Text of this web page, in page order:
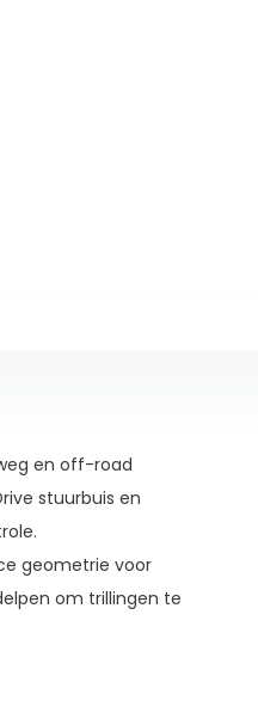
en off-road
stuurbuis en
geometrie voor
om trillingen te